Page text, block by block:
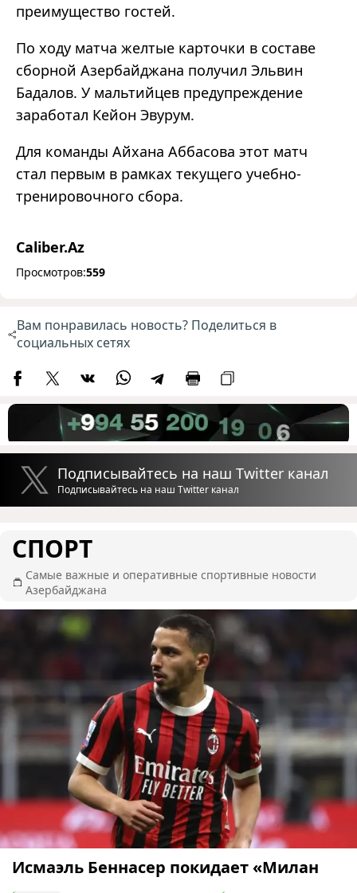
преимущество гостей.
По ходу матча желтые карточки в составе
сборной Азербайджана получил Эльвин
Бадалов. У мальтийцев предупреждение
заработал Кейон Эвурум.
Для команды Айхана Аббасова этот матч
стал первым в рамках текущего учебно-
тренировочного сбора.
Caliber.Az
Просмотров:559
Вам понравилась новость? Поделиться в
социальных сетях
Подписывайтесь на наш Twitter канал
Подписывайтесь на наш Twitter канал
СПОРТ
Самые важные и оперативные спортивные новости
Азербайджана
Исмаэль Беннасер покидает «Милан